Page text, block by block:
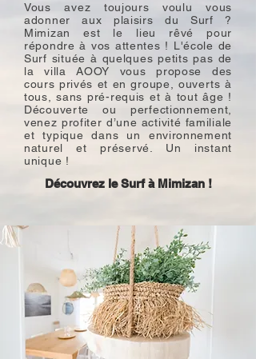
Vous avez toujours voulu vous
adonner aux plaisirs du Surf ?
Mimizan est le lieu rêvé pour
répondre à vos attentes ! L'école de
Surf située à quelques petits pas de
la villa AOOY vous propose des
cours privés et en groupe, ouverts à
tous, sans pré-requis et à tout âge !
Découverte ou perfectionnement,
venez profiter d’une activité familiale
et typique dans un environnement
naturel et préservé. Un instant
unique !
Découvrez le Surf à Mimizan !